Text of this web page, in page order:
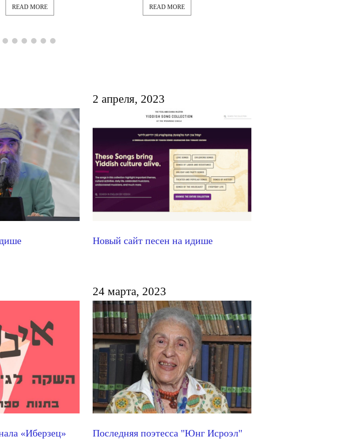
MORE READ MORE
2 апреля, 2023
Новый сайт песен на идише
«Иберзец»
24 марта, 2023
Последняя поэтесса "Юнг Исроэл"